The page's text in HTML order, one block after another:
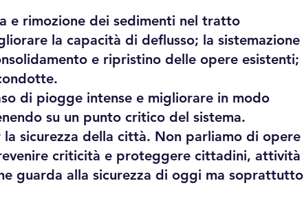
e rimozione dei sedimenti nel tratto
la capacità di deflusso; la sistemazione
e ripristino delle opere esistenti;
di piogge intense e migliorare in modo
su un punto critico del sistema.
sicurezza della città. Non parliamo di opere
criticità e proteggere cittadini, attività
guarda alla sicurezza di oggi ma soprattutto